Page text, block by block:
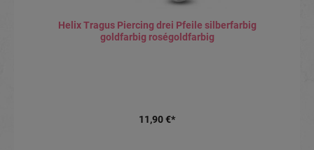
Helix Tragus Piercing drei Pfeile silberfarbig
goldfarbig roségoldfarbig
11,90 €*